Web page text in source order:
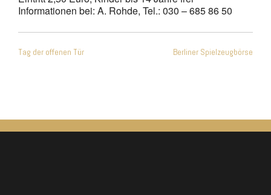
Informationen bei: A. Rohde, Tel.: 030 – 685 86 50
Tag der offenen Tür Berliner Spielzeugbörse